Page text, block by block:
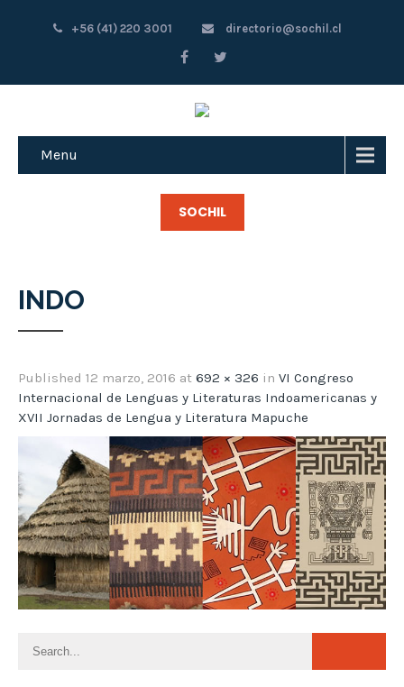
+56 (41) 220 3001 directorio@sochil.cl
Menu
SOCHIL
INDO
Published 12 marzo, 2016 at 692 × 326 in VI Congreso
Internacional de Lenguas y Literaturas Indoamericanas y
XVII Jornadas de Lengua y Literatura Mapuche